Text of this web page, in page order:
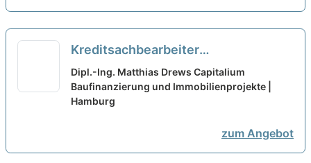
Kreditsachbearbeiter
Baufinanzierung - Europace / Excel /
Verträge (m/w/d) neu
Dipl.-Ing. Matthias Drews Capitalium
Baufinanzierung und Immobilienprojekte |
Hamburg
zum Angebot